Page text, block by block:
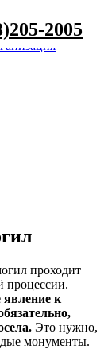
2005
проходит
процессии.
к
Это нужно,
монументы.